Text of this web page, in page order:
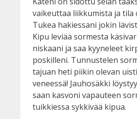
vaikeuttaa liikkumista ja tila
Tukea hakiessani jokin
Kipu leviää sormesta
niskaani ja saa kyyneleet
poskilleni. Tunnustelen
tajuan heti piikin olevan
veneessä! Jauhosäkki
saan kasvoni vapauteen
tuikkiessa sykkivää kipua.